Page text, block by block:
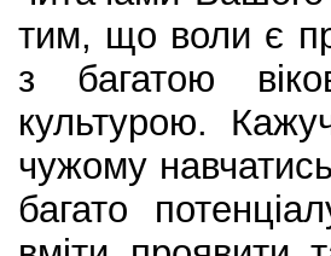
тим, що воли є
з багатою
культурою.
чужому
багато